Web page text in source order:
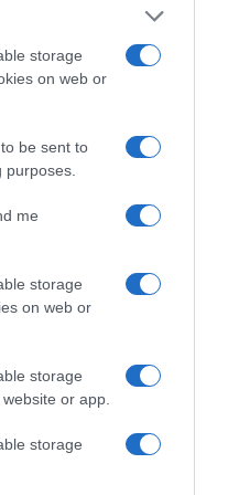
storage
on web or
be sent to
me
storage
on web or
storage
or app.
storage
μας
ιστορίες,